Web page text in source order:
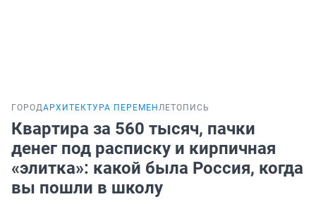
ГОРОДАРХИТЕКТУРА ПЕРЕМЕН ЛЕТОПИСЬ
Квартира за 560 тысяч, пачки
денег под расписку и кирпичная
«элитка»: какой была Россия, когда
вы пошли в школу